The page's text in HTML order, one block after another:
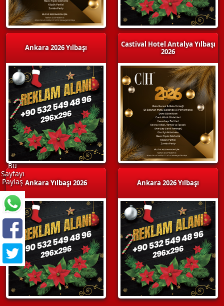
Ankara 2026 Yılbaşı
Ankara Yılbaşı 2026
Castival Hotel Antalya Yılbaşı
2026
Ankara 2026 Yılbaşı
Bu
Sayfayı
Paylaş